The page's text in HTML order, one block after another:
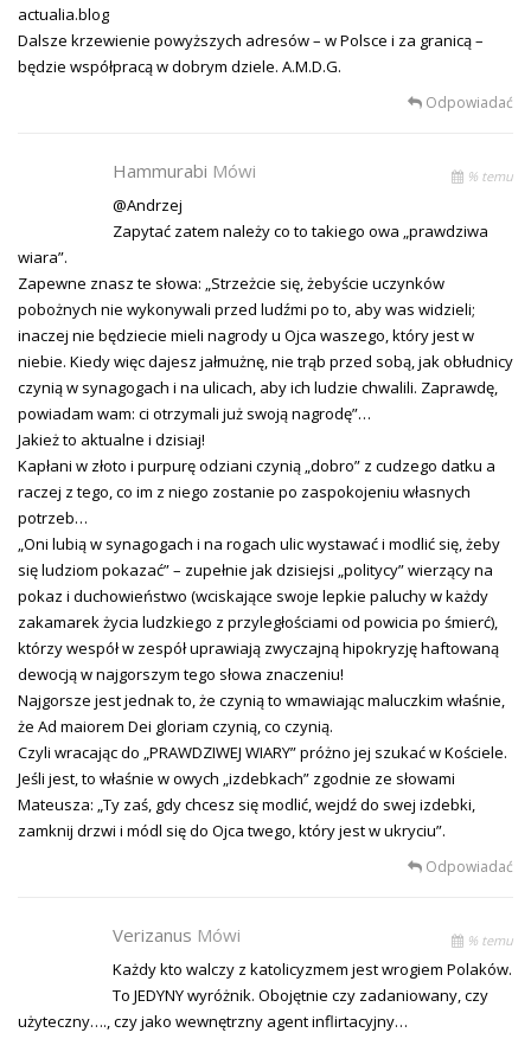
actualia.blog
Dalsze krzewienie powyższych adresów – w Polsce i za granicą –
będzie współpracą w dobrym dziele. A.M.D.G.
Odpowiadać
Hammurabi Mówi % temu
@Andrzej
Zapytać zatem należy co to takiego owa „prawdziwa
wiara”.
Zapewne znasz te słowa: „Strzeżcie się, żebyście uczynków
pobożnych nie wykonywali przed ludźmi po to, aby was widzieli;
inaczej nie będziecie mieli nagrody u Ojca waszego, który jest w
niebie. Kiedy więc dajesz jałmużnę, nie trąb przed sobą, jak obłudnicy
czynią w synagogach i na ulicach, aby ich ludzie chwalili. Zaprawdę,
powiadam wam: ci otrzymali już swoją nagrodę”…
Jakież to aktualne i dzisiaj!
Kapłani w złoto i purpurę odziani czynią „dobro” z cudzego datku a
raczej z tego, co im z niego zostanie po zaspokojeniu własnych
potrzeb…
„Oni lubią w synagogach i na rogach ulic wystawać i modlić się, żeby
się ludziom pokazać” – zupełnie jak dzisiejsi „politycy” wierzący na
pokaz i duchowieństwo (wciskające swoje lepkie paluchy w każdy
zakamarek życia ludzkiego z przyległościami od powicia po śmierć),
którzy wespół w zespół uprawiają zwyczajną hipokryzję haftowaną
dewocją w najgorszym tego słowa znaczeniu!
Najgorsze jest jednak to, że czynią to wmawiając maluczkim właśnie,
że Ad maiorem Dei gloriam czynią, co czynią.
Czyli wracając do „PRAWDZIWEJ WIARY” próżno jej szukać w Kościele.
Jeśli jest, to właśnie w owych „izdebkach” zgodnie ze słowami
Mateusza: „Ty zaś, gdy chcesz się modlić, wejdź do swej izdebki,
zamknij drzwi i módl się do Ojca twego, który jest w ukryciu”.
Odpowiadać
Verizanus Mówi % temu
Każdy kto walczy z katolicyzmem jest wrogiem Polaków.
To JEDYNY wyróżnik. Obojętnie czy zadaniowany, czy
użyteczny…., czy jako wewnętrzny agent inflirtacyjny…